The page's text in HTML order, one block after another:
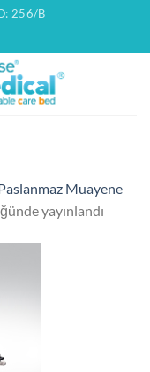
256/B
Muayene
yayınlandı